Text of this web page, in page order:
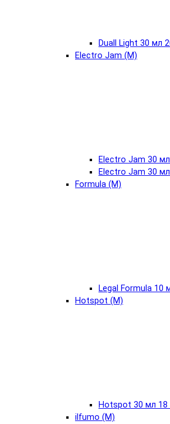
Duall Light 30 мл
Electro Jam (М)
Electro Jam 30
Electro Jam 30
Formula (М)
Legal Formula 10
Hotspot (М)
Hotspot 30 мл 18
ilfumo (М)